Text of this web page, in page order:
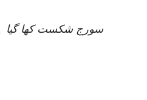
سورج شکست کھا گیا